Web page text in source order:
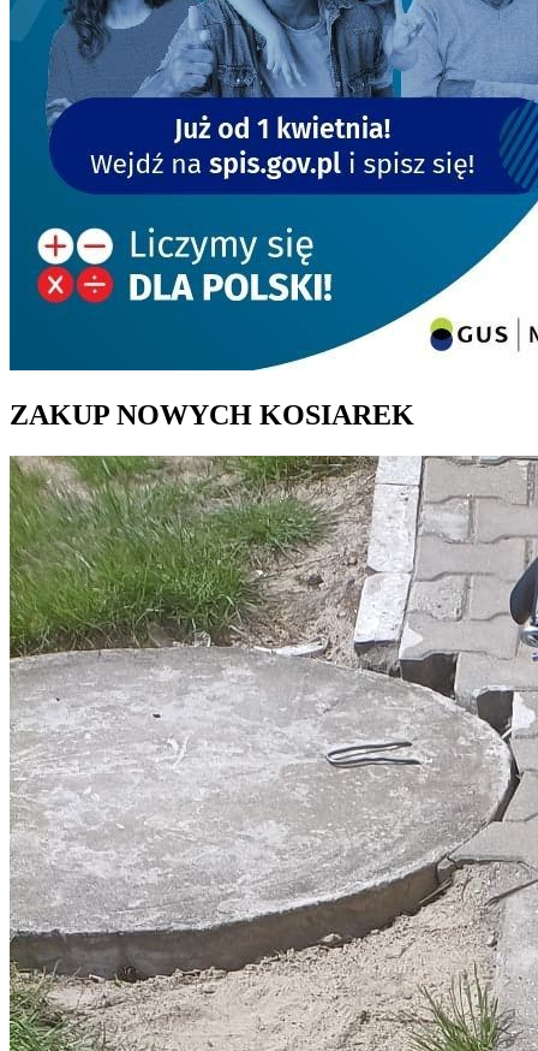
ZAKUP NOWYCH KOSIAREK